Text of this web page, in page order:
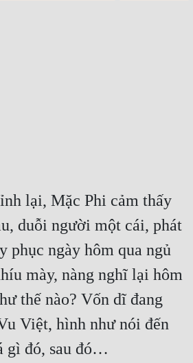
lại, Mặc Phi cảm thấy
duỗi người một cái, phát
phục ngày hôm qua ngủ
mày, nàng nghĩ lại hôm
thế nào? Vốn dĩ đang
Việt, hình như nói đến
gì đó, sau đó…